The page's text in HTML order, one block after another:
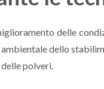
delle
dello
polveri.